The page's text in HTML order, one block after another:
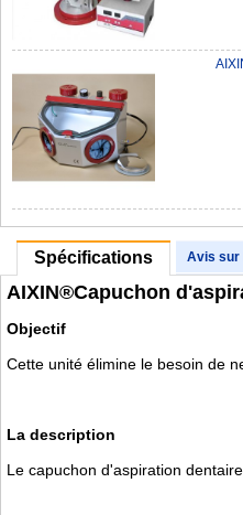
Spécifications Avis sur
AIXIN®Capuchon
Objectif
Cette unité élimine le besoin de
La description
Le capuchon d'aspiration